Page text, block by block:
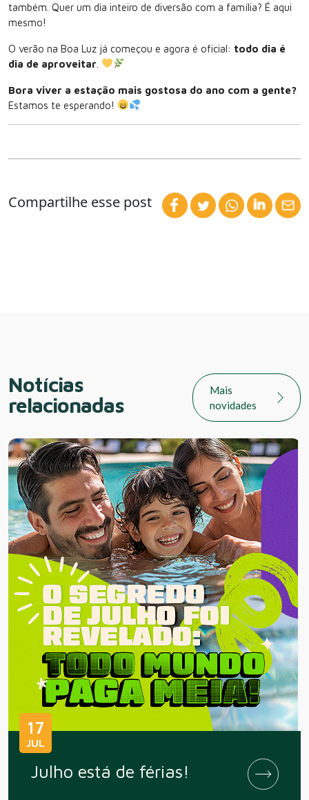
também. Quer um dia inteiro de diversão com a família? É aqui
mesmo!
O verão na Boa Luz já começou e agora é oficial: todo dia é
dia de aproveitar
Bora viver a estação mais gostosa do ano com a gente?
Estamos te esperando!
Compartilhe esse post
Notícias
relacionadas
Mais
novidades
17
JUL
Julho está de férias!